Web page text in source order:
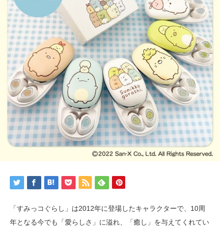
「すみっコぐらし」は2012年に登場したキャラクターで、10周
年となる今でも「愛らしさ」に溢れ、「癒し」を与えてくれてい